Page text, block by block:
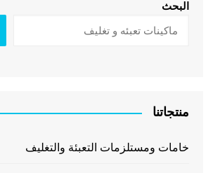
البحث
منتجاتنا
خامات ومستلزمات التعبئة والتغليف